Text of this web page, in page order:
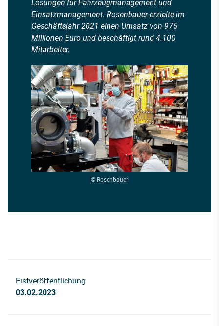
Lösungen für Fahrzeugmanagement und
Einsatzmanagement. Rosenbauer erzielte im
Geschäftsjahr 2021 einen Umsatz von 975
Millionen Euro und beschäftigt rund 4.100
Mitarbeiter.
© Rosenbauer
Erstveröffentlichung
03.02.2023